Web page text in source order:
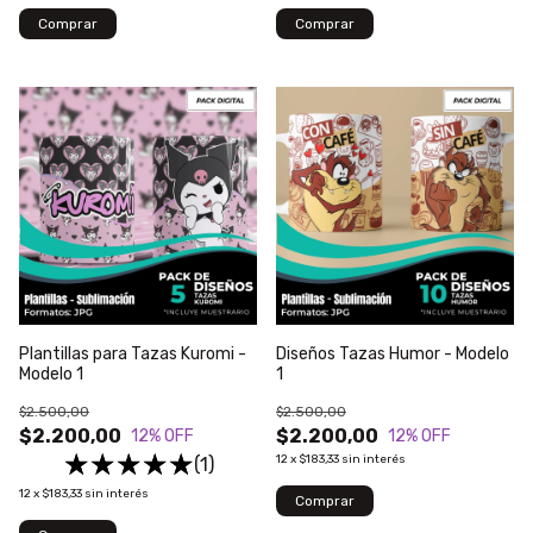
Plantillas para Tazas Kuromi -
Modelo 1
$2.200,00
$2.500,00
12% OFF
(1)
12x $183,33 sin interés
Diseños Tazas Humor - Modelo
1
$2.200,00
$2.500,00
12% OFF
12x $183,33 sin interés